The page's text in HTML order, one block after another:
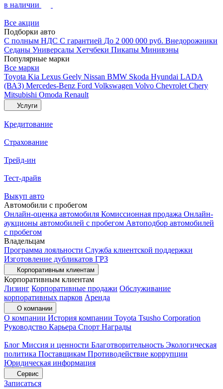
в наличии
Все акции
Подборки авто
С полным НДС С гарантией До 2 000 000 руб. Внедорожники
Седаны Универсалы Хетчбеки Пикапы Минивэны
Популярные марки
Все марки
Toyota Kia Lexus Geely Nissan BMW Skoda Hyundai LADA
(ВАЗ) Mercedes-Benz Ford Volkswagen Volvo Chevrolet Chery
Mitsubishi Omoda Renault
Услуги
Кредитование
Страхование
Трейд-ин
Тест-драйв
Выкуп авто
Автомобили с пробегом
Онлайн-оценка автомобиля Комиссионная продажа Онлайн-
аукционы автомобилей с пробегом Автоподбор автомобилей
с пробегом
Владельцам
Программа лояльности Служба клиентской поддержки
Изготовление дубликатов ГРЗ
Корпоративным клиентам
Корпоративным клиентам
Лизинг Корпоративные продажи Обслуживание
корпоративных парков Аренда
О компании
О компании История компании Toyota Tsusho Corporation
Руководство Карьера Спорт Награды
Блог Миссия и ценности Благотворительность Экологическая
политика Поставщикам Противодействие коррупции
Юридическая информация
Сервис
Записаться